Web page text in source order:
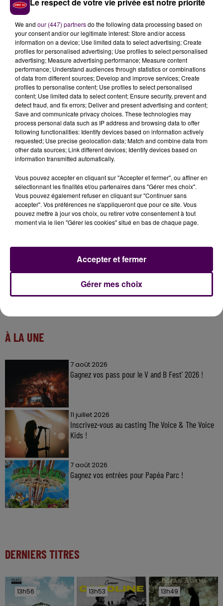
Hasard du calendrier, Thibault s’élance le même
week-end que le Tour de France, et comme pour les
coureurs de la"grande boucle", il a prévu deux étapes
de repos sur lestrois semaines de son périple. Sauf
qu’au lieu de jeter des bidons comme le font les
professionnels, lui se fixe comme objectif de ramasser
un kilo de déchets par jour:"En priorité, je vais
ramasser le verre, puisque c’est ce qui met le plus
de temps à se dégrader, puis ce sera le plastique,
c’est ce qu’on retrouve le plus en bord de route. Pour
les fins de journée, je me suis déjà mis d’accord
avec les campings dans lesquels je m’arrête pour
vider mon bagage de déchets"détaille le Sarthois,
tout en précisant qu’il avait reçu un très bon accueil
avait contactées, enthousiasmées par sa démarche.
Thibault
À LA UNE
7 août 2026
Gagnez vos pass pour le V and B Fest' 2026 !
11 juillet 2026
Inscrivez-vous au casting The Voice & The Voice
Kids !
7 août 2026
Gagnez vos entrées pour Papéa Parc !
DERNIERS TITRES
13h56
13h56 13h53
13h53 13h49
13h49
We and our (447) partnersdo the following data processing based on
your consent and/or our legitimate interest: Store and/or access
information on a device; Use limited data to select advertising; Create
profiles for personalised advertising; Use profiles to select personalised
advertising; Measure advertising performance; Measure content
performance; Understand audiences through statistics or combinations
of data from different sources; Develop and improve services; Create
profiles to personalise content; Use profiles to select personalised
content; Use limited data to select content; Ensure security, prevent and
detect fraud, and fix errors; Deliver and present advertising and content;
Save and communicate privacy choices. These technologies may
process personal data such as IP address and browsing data to offer
following functionalities: Identify devices based on information actively
requested; Use precise geolocation data; Match and combine data from
other data sources; Link different devices; Identify devices based on
information transmitted automatically.
Vous pouvez accepter en cliquant sur "Accepter et fermer", ou affiner en
sélectionnant les finalités et/ou partenaires dans "Gérer mes choix".
Vous pouvez également refuser en cliquant sur "Continuer sans
accepter". Vos préférences ne s'appliqueront que pour ce site. Vous
pouvez mettre à jour vos choix, ou retirer votre consentement à tout
moment via le lien "Gérer les cookies" situé en bas de chaque page.
Gérer mes choix
Accepter et fermer